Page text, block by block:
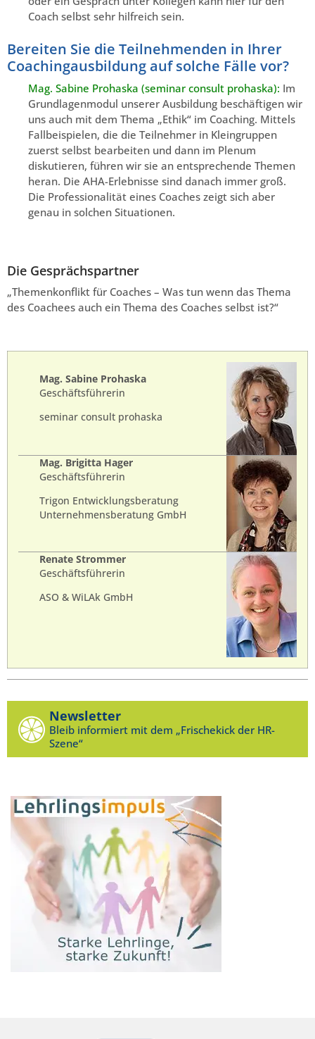
Coach selbst sehr hilfreich sein.
Bereiten Sie die Teilnehmenden in Ihrer
Coachingausbildung auf solche Fälle vor?
Mag. Sabine Prohaska (seminar consult prohaska): Im
Grundlagenmodul unserer Ausbildung beschäftigen wir
uns auch mit dem Thema „Ethik“ im Coaching. Mittels
Fallbeispielen, die die Teilnehmer in Kleingruppen
zuerst selbst bearbeiten und dann im Plenum
diskutieren, führen wir sie an entsprechende Themen
heran. Die AHA-Erlebnisse sind danach immer groß.
Die Professionalität eines Coaches zeigt sich aber
genau in solchen Situationen.
Die Gesprächspartner
„Themenkonflikt für Coaches – Was tun wenn das Thema
des Coachees auch ein Thema des Coaches selbst ist?“
Mag. Sabine Prohaska
Geschäftsführerin
seminar consult prohaska
Mag. Brigitta Hager
Geschäftsführerin
Trigon Entwicklungsberatung
Unternehmensberatung GmbH
Renate Strommer
Geschäftsführerin
ASO & WiLAk GmbH
Newsletter
Bleib informiert mit dem „Frischekick der HR-
Szene“